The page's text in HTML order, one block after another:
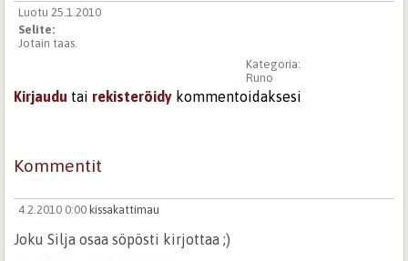
Luotu 25.1.2010
Selite:
Jotain taas.
Kategoria:
Runo
Kirjaudu tai rekisteröidy kommentoidaksesi
Kommentit
4.2.2010 0:00 kissakattimau
Joku Silja osaa söpösti kirjottaa ;)